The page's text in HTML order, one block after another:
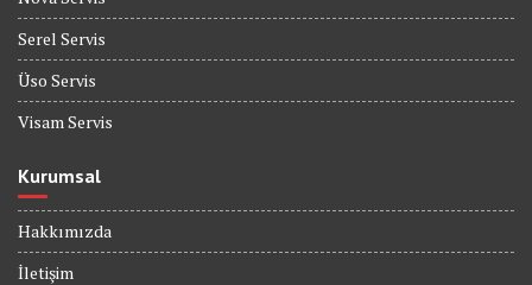
Serel Servis
Üso Servis
Visam Servis
Kurumsal
Hakkımızda
İletişim